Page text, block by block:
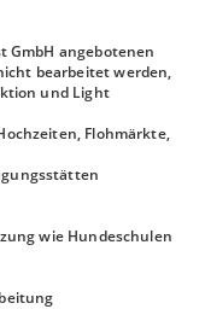
GmbH angebotenen
bearbeitet werden,
und Light
Flohmärkte,
wie Hundeschulen